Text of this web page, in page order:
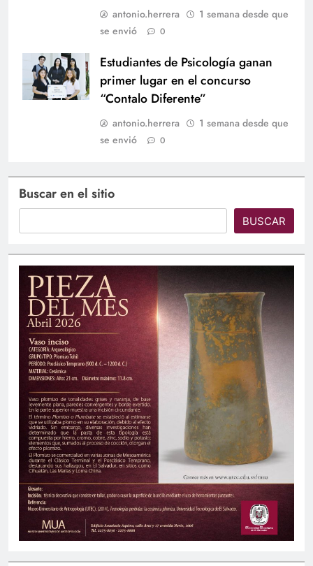
antonio.herrera
1 semana desde que
se envió
0
Estudiantes de Psicología ganan
primer lugar en el concurso
“Contalo Diferente”
antonio.herrera
1 semana desde que
se envió
0
Buscar en el sitio
BUSCAR